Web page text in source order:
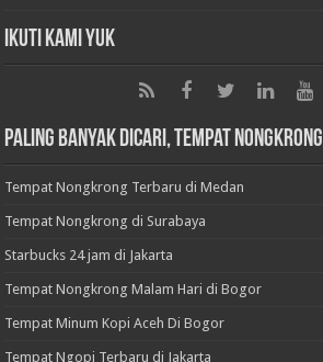
Ikuti Kami Yuk
Paling Banyak Dicari, Tempat Nongkrong
Tempat Nongkrong Terbaru di Medan
Tempat Nongkrong di Surabaya
Starbucks 24 jam di Jakarta
Tempat Nongkrong Malam Hari di Bogor
Tempat Minum Kopi Aceh Di Bogor
Tempat Ngopi Terbaru di Jakarta